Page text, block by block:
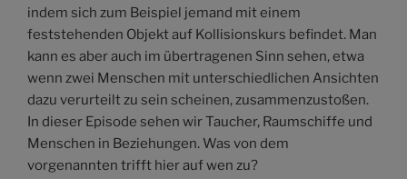
indem sich zum Beispiel jemand mit einem
feststehenden Objekt auf Kollisionskurs befindet. Man
kann es aber auch im übertragenen Sinn sehen, etwa
wenn zwei Menschen mit unterschiedlichen Ansichten
dazu verurteilt zu sein scheinen, zusammenzustoßen.
In dieser Episode sehen wir Taucher, Raumschiffe und
Menschen in Beziehungen. Was von dem
vorgenannten trifft hier auf wen zu?